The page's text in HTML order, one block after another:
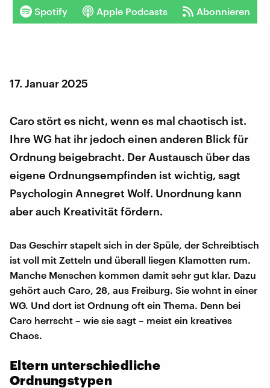
Spotify Apple Podcasts Abonnieren
17. Januar 2025
Caro stört es nicht, wenn es mal chaotisch ist.
Ihre WG hat ihr jedoch einen anderen Blick für
Ordnung beigebracht. Der Austausch über das
eigene Ordnungsempfinden ist wichtig, sagt
Psychologin Annegret Wolf. Unordnung kann
aber auch Kreativität fördern.
Das Geschirr stapelt sich in der Spüle, der Schreibtisch
ist voll mit Zetteln und überall liegen Klamotten rum.
Manche Menschen kommen damit sehr gut klar. Dazu
gehört auch Caro, 28, aus Freiburg. Sie wohnt in einer
WG. Und dort ist Ordnung oft ein Thema. Denn bei
Caro herrscht – wie sie sagt – meist ein kreatives
Chaos.
Eltern unterschiedliche
Ordnungstypen